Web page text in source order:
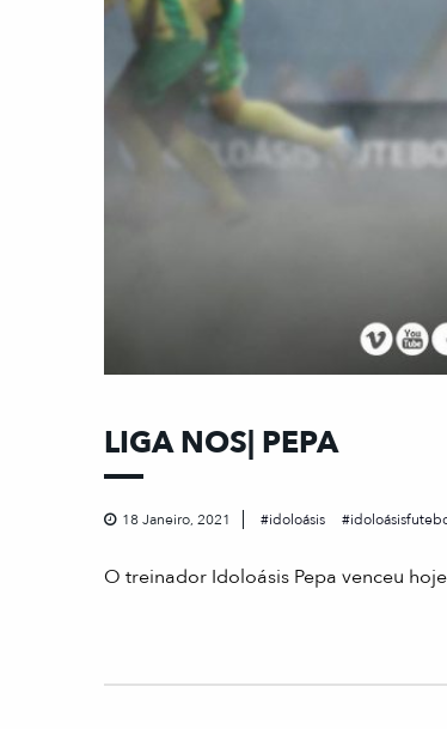
LIGA NOS| PEPA
18 Janeiro, 2021 idoloásis
O treinador Idoloásis Pepa venceu